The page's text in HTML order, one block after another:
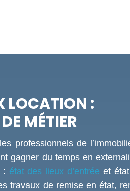
LOCATION :
MÉTIER
professionnels de
gagner du temps en
: état des lieux d’entrée et
travaux de remise en état,